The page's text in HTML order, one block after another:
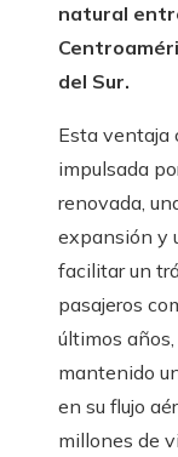
natural
del Sur.
Esta ventaja
impulsada
renovada,
expansión y
facilitar un
pasajeros
últimos
mantenido
en su flujo
millones de